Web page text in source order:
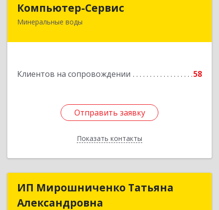
Компьютер-Сервис
Минеральные воды
Клиентов на сопровождении 58
Отправить заявку
Показать контакты
357202, Ставропольский край, Минеральные
Отправить заявку
Назад
ИП Мирошниченко Татьяна
Александровна
ИП Мирошниченко Татьяна